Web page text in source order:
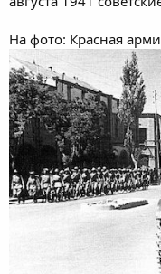
На фото: Красная